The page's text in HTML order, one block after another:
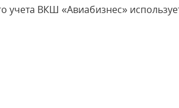
учета ВКШ «Авиабизнес»